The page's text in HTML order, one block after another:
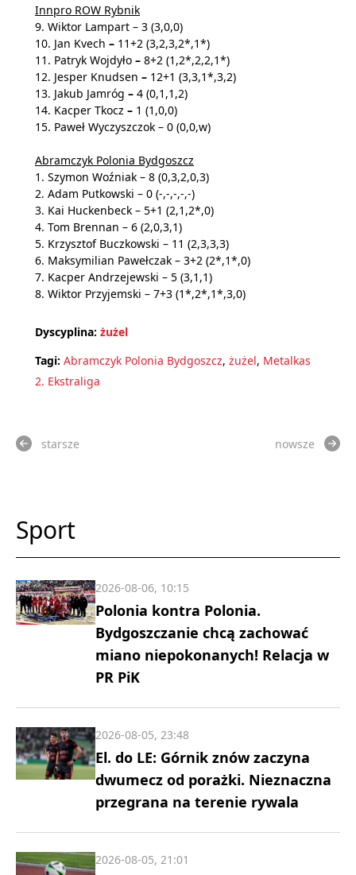
Innpro ROW Rybnik
9. Wiktor Lampart – 3 (3,0,0)
10. Jan Kvech – 11+2 (3,2,3,2*,1*)
11. Patryk Wojdyło – 8+2 (1,2*,2,2,1*)
12. Jesper Knudsen – 12+1 (3,3,1*,3,2)
13. Jakub Jamróg – 4 (0,1,1,2)
14. Kacper Tkocz – 1 (1,0,0)
15. Paweł Wyczyszczok – 0 (0,0,w)
Abramczyk Polonia Bydgoszcz
1. Szymon Woźniak – 8 (0,3,2,0,3)
2. Adam Putkowski – 0 (-,-,-,-,-)
3. Kai Huckenbeck – 5+1 (2,1,2*,0)
4. Tom Brennan – 6 (2,0,3,1)
5. Krzysztof Buczkowski – 11 (2,3,3,3)
6. Maksymilian Pawełczak – 3+2 (2*,1*,0)
7. Kacper Andrzejewski – 5 (3,1,1)
8. Wiktor Przyjemski – 7+3 (1*,2*,1*,3,0)
Dyscyplina: żużel
Tagi: Abramczyk Polonia Bydgoszcz, żużel, Metalkas
2. Ekstraliga
starsze nowsze
Sport
Polonia kontra Polonia.
Bydgoszczanie chcą zachować
miano niepokonanych! Relacja w
PR PiK
2026-08-06, 10:15
El. do LE: Górnik znów zaczyna
dwumecz od porażki. Nieznaczna
przegrana na terenie rywala
2026-08-05, 23:48
2026-08-05, 21:01